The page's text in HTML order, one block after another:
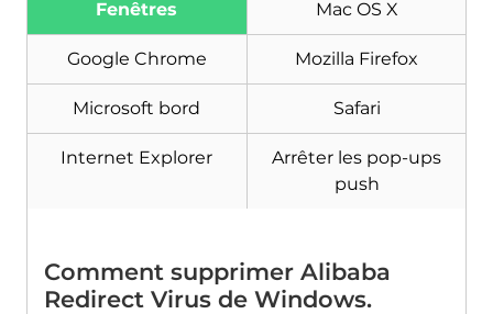
Fenêtres Mac OS X
Google Chrome Mozilla Firefox
Microsoft bord Safari
Internet Explorer
Arrêter les pop-ups
push
Comment supprimer Alibaba
Redirect Virus de Windows.
Télécharger
Malware Removal Tool